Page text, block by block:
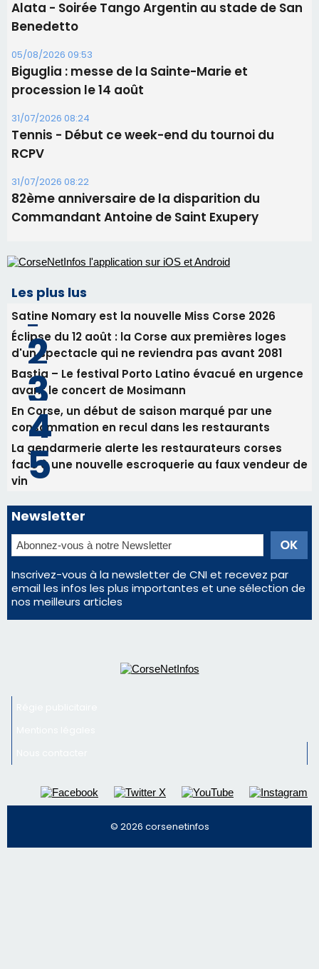
31/07/2026 08:22
82ème anniversaire de la disparition du
Commandant Antoine de Saint Exupery
Les plus lus
Satine Nomary est la nouvelle Miss Corse 2026
d'un spectacle qui ne reviendra pas avant 2081
Bastia – Le festival Porto Latino évacué en urgence
avant le concert de Mosimann
consommation en recul dans les restaurants
face à une nouvelle escroquerie au faux vendeur de
vin
Newsletter
Inscrivez-vous à la newsletter de CNI et recevez par
email les infos les plus importantes et une sélection de
nos meilleurs articles
Régie publicitaire
Nous contacter
© 2026 corsenetinfos